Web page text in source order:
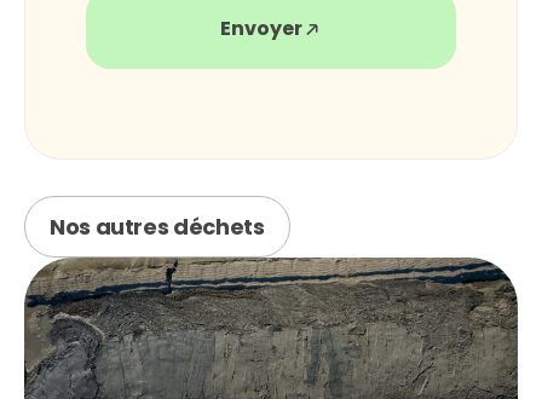
Envoyer
Nos autres déchets